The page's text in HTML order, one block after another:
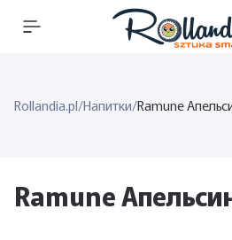
Rollandia.pl/Напитки/Ramune
Ramune